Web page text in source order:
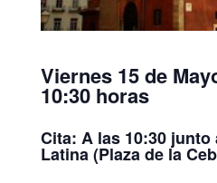
Viernes 15 de
10:30 horas
Cita: A las 10:30 junto
Latina (Plaza de la